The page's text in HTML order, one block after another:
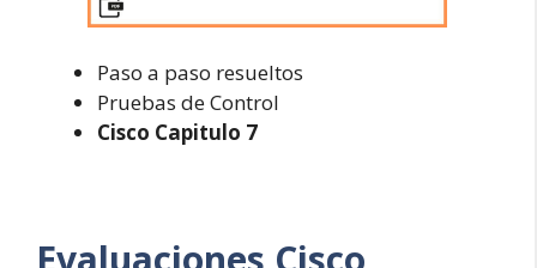
Paso a paso resueltos
Pruebas de Control
Cisco Capitulo 7